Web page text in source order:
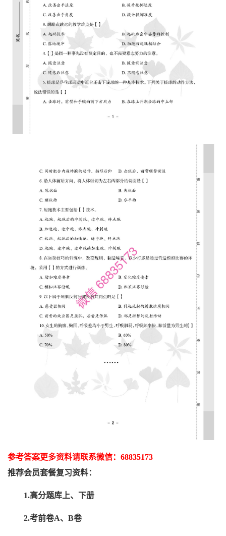
参考答案更多资料请联系微信： 68835173
推荐会员套餐复习资料：
1.高分题库上、下册
2.考前卷A、B卷